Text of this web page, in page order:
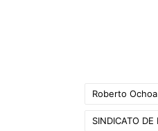
Etiquetas:
Roberto Ochoa
SINDICATO